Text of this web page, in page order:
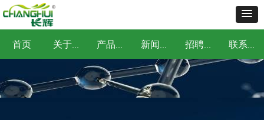
首页 关于我们 产品中心 新闻中心 招聘中心 联系我们